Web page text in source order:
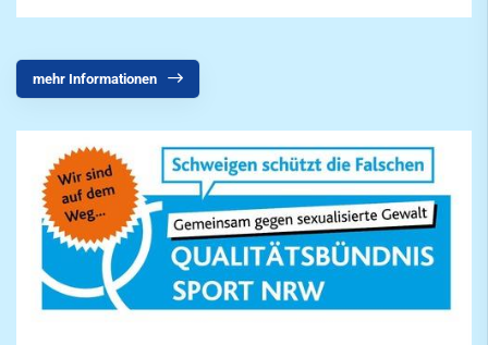
mehr Informationen